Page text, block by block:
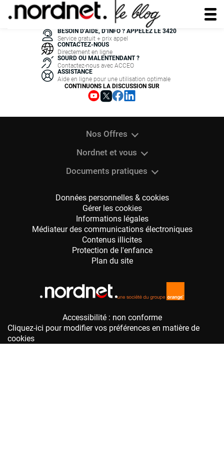
Accessibilité : non conforme
Cliquez-ici pour modifier vos préférences en matière de
cookies